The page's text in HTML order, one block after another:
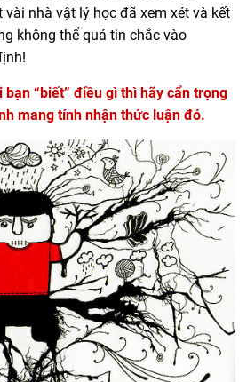
vài nhà vật lý học đã xem xét và kết
không thể quá tin chắc vào
bạn “biết” điều gì thì hãy cẩn trọng
mang tính nhận thức luận đó.